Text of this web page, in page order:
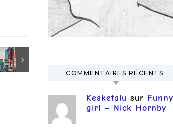
COMMENTAIRES RÉCENTS
Kesketalu sur Funny
girl – Nick Hornby